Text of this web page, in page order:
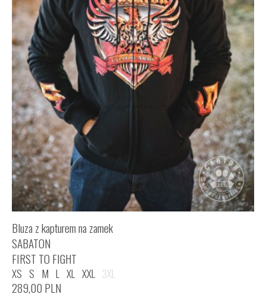
Bluza z kapturem na zamek
SABATON
FIRST TO FIGHT
XS S M L XL XXL 3XL
289,00 PLN